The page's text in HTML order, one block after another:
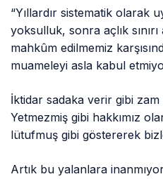
“Yıllardır sistematik olarak
yoksulluk, sonra açlık
mahkûm edilmemiz
muameleyi asla kabul
İktidar sadaka verir gibi zam
Yetmezmiş gibi hakkımız
lütufmuş gibi göstererek
Artık bu yalanlara